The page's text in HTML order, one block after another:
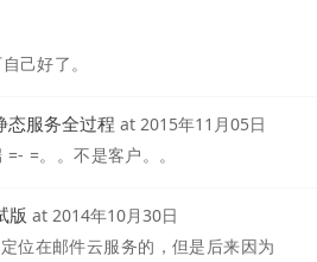
己好了。
态服务全过程 at 2015年11月05日
=- =。。不是客户。。
版 at 2014年10月30日
位在邮件云服务的，但是后来因为